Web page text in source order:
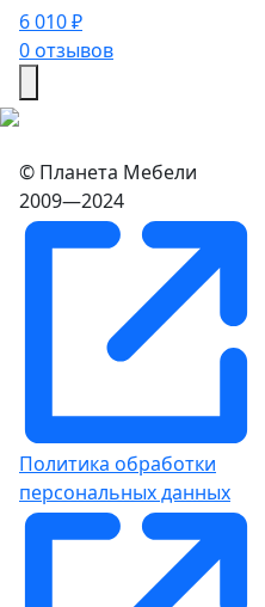
6 010 ₽
0 отзывов
© Планета Мебели
2009—2024
Политика обработки
персональных данных